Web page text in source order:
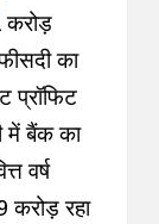
करोड़
का
प्रॉफिट
में बैंक का
वर्ष
रहा